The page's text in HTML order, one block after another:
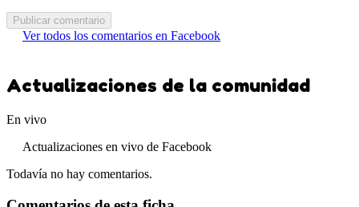
Publicar comentario
Ver todos los comentarios en Facebook
Actualizaciones de la comunidad
En vivo
Actualizaciones en vivo de Facebook
Todavía no hay comentarios.